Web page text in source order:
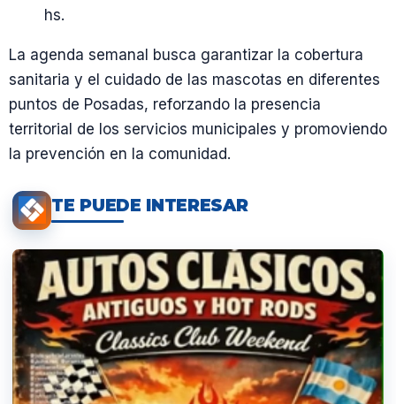
hs.
La agenda semanal busca garantizar la cobertura
sanitaria y el cuidado de las mascotas en diferentes
puntos de Posadas, reforzando la presencia
territorial de los servicios municipales y promoviendo
la prevención en la comunidad.
TE PUEDE INTERESAR